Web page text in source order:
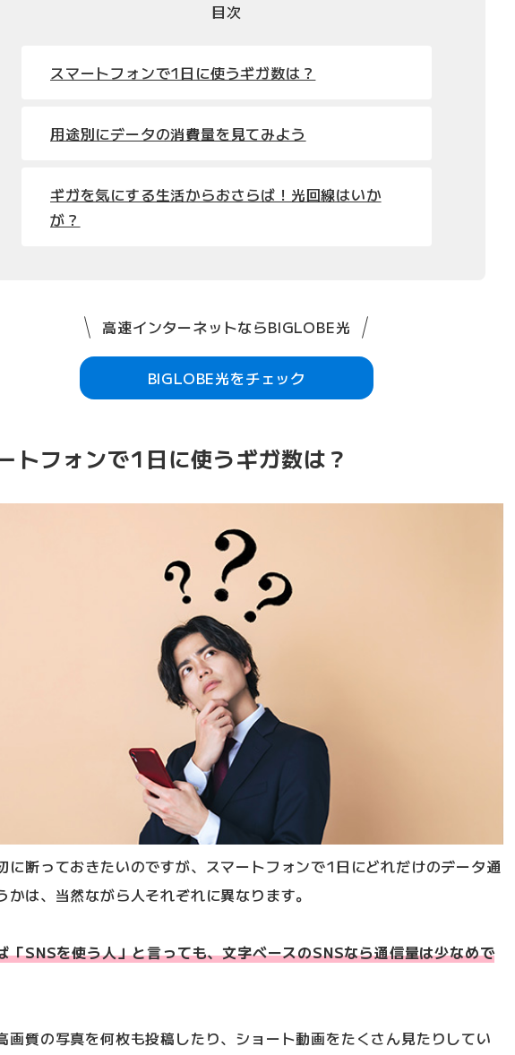
目次
スマートフォンで1日に使うギガ数は？
用途別にデータの消費量を見てみよう
ギガを気にする生活からおさらば！光回線はいか
が？
高速インターネットならBIGLOBE光
BIGLOBE光をチェック
トフォンで1日に使うギガ数は？
に断っておきたいのですが、スマートフォンで1日にどれだけのデータ通
かは、当然ながら人それぞれに異なります。
「SNSを使う人」と言っても、文字ベースのSNSなら通信量は少なめで
画質の写真を何枚も投稿したり、ショート動画をたくさん見たりしてい